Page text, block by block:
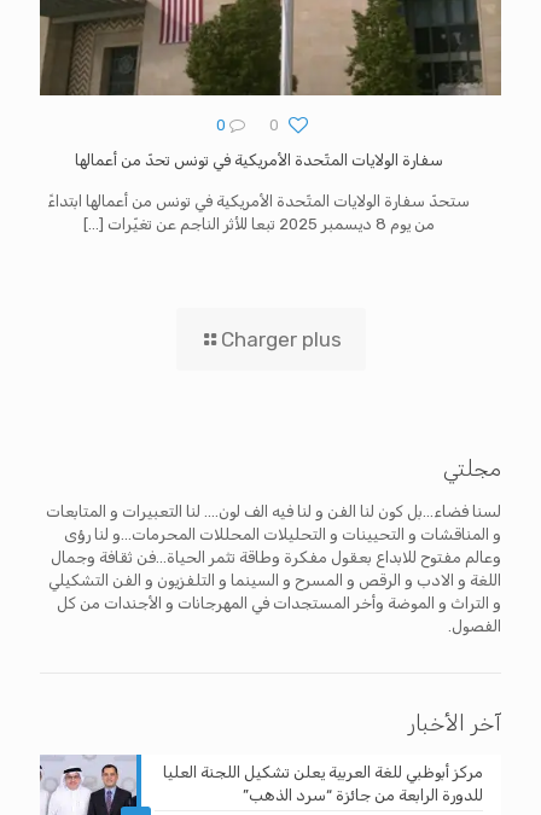
0
0
سفارة الولايات المتّحدة الأمريكية في تونس تحدّ من أعمالها
ستحدّ سفارة الولايات المتّحدة الأمريكية في تونس من أعمالها ابتداءً
من يوم 8 ديسمبر 2025 تبعا للأثر الناجم عن تغيّرات
[…]
Charger plus
مجلتي
لسنا فضاء...بل كون لنا الفن و لنا فيه الف لون.... لنا التعبيرات و المتابعات
و المناقشات و التحيينات و التحليلات المحللات المحرمات...و لنا رؤى
وعالم مفتوح للابداع بعقول مفكرة وطاقة تثمر الحياة...فن ثقافة وجمال
اللغة و الادب و الرقص و المسرح و السينما و التلفزيون و الفن التشكيلي
و التراث و الموضة وأخر المستجدات في المهرجانات و الأجندات من كل
الفصول.
آخر الأخبار
مركز أبوظبي للغة العربية يعلن تشكيل اللجنة العليا
للدورة الرابعة من جائزة “سرد الذهب”